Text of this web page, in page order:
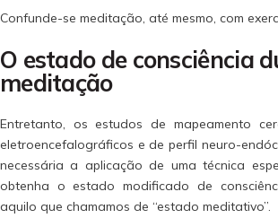
Confunde-se meditação, até mesmo, com
O estado de consciência
meditação
Entretanto, os estudos de mapeamento
eletroencefalográficos e de perfil neuro-
necessária a aplicação de uma técnica
obtenha o estado modificado de
aquilo que chamamos de “estado meditativo”.